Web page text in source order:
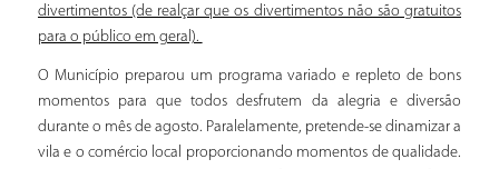
divertimentos (de realçar que os divertimentos não são gratuitos
para o público em geral).
O Município preparou um programa variado e repleto de bons
momentos para que todos desfrutem da alegria e diversão
durante o mês de agosto. Paralelamente, pretende-se dinamizar a
vila e o comércio local proporcionando momentos de qualidade.